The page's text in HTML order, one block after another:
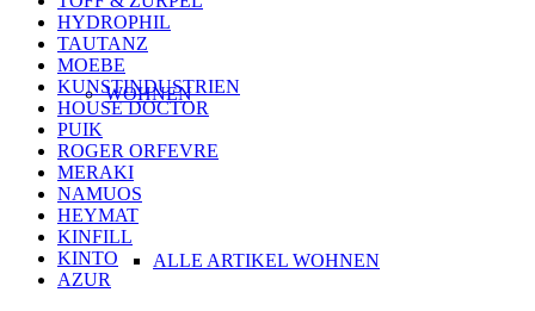
WOHNEN
ALLE ARTIKEL WOHNEN
HYDROPHIL
TAUTANZ
MOEBE
KUNSTINDUSTRIEN
HOUSE DOCTOR
PUIK
ROGER ORFEVRE
MERAKI
NAMUOS
HEYMAT
KINFILL
KINTO
AZUR